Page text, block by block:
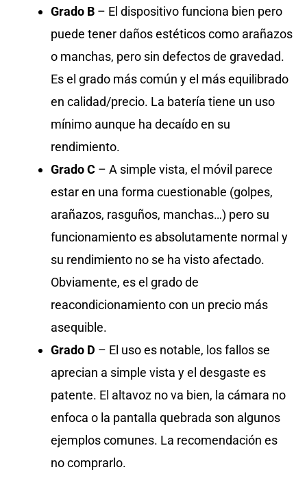
Grado B – El dispositivo funciona bien pero
puede tener daños estéticos como arañazos
o manchas, pero sin defectos de gravedad.
Es el grado más común y el más equilibrado
en calidad/precio. La batería tiene un uso
mínimo aunque ha decaído en su
rendimiento.
Grado C – A simple vista, el móvil parece
estar en una forma cuestionable (golpes,
arañazos, rasguños, manchas…) pero su
funcionamiento es absolutamente normal y
su rendimiento no se ha visto afectado.
Obviamente, es el grado de
reacondicionamiento con un precio más
asequible.
Grado D – El uso es notable, los fallos se
aprecian a simple vista y el desgaste es
patente. El altavoz no va bien, la cámara no
enfoca o la pantalla quebrada son algunos
ejemplos comunes. La recomendación es
no comprarlo.